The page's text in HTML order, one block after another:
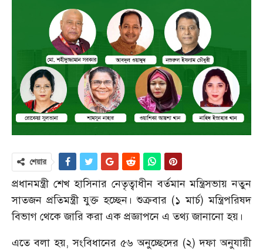
শেয়ার
প্রধানমন্ত্রী শেখ হাসিনার নেতৃত্বাধীন বর্তমান মন্ত্রিসভায় নতুন
সাতজন প্রতিমন্ত্রী যুক্ত হচ্ছেন। শুক্রবার (১ মার্চ) মন্ত্রিপরিষদ
বিভাগ থেকে জারি করা এক প্রজ্ঞাপনে এ তথ্য জানানো হয়।
এতে বলা হয়, সংবিধানের ৫৬ অনুচ্ছেদের (২) দফা অনুযায়ী